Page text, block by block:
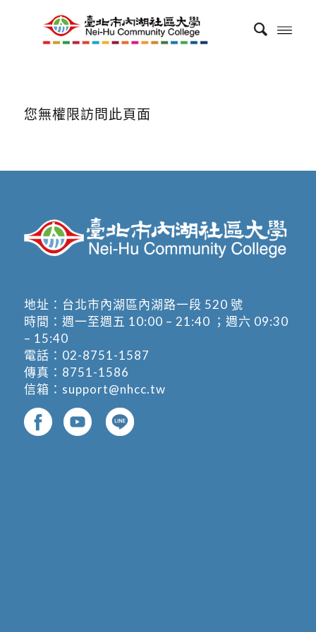
您無權限訪問此頁面
地址： 台北市內湖區內湖路一段 520 號
時間：週一至週五 10:00 – 21:40 ；週六 09:30
– 15:40
電話： 02-8751-1587
傳真：8751-1586
信箱： support@nhcc.tw